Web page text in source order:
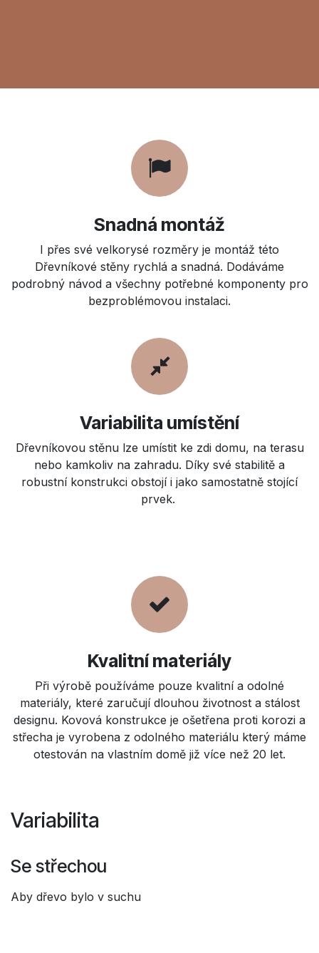
Snadná montáž
I přes své velkorysé rozměry je montáž této
Dřevníkové stěny rychlá a snadná. Dodáváme
podrobný návod a všechny potřebné komponenty pro
bezproblémovou instalaci.
Variabilita umístění
Dřevníkovou stěnu lze umístit ke zdi domu, na terasu
nebo kamkoliv na zahradu. Díky své stabilitě a
robustní konstrukci obstojí i jako samostatně stojící
prvek.
Kvalitní materiály
Při výrobě používáme pouze kvalitní a odolné
materiály, které zaručují dlouhou životnost a stálost
designu. Kovová konstrukce je ošetřena proti korozi a
střecha je vyrobena z odolného materiálu který máme
otestován na vlastním domě již více než 20 let.
Variabilita
Se střechou
Aby dřevo bylo v suchu